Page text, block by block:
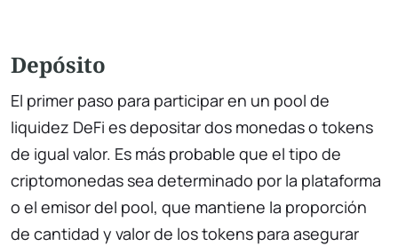
Depósito
El primer paso para participar en un pool de
liquidez DeFi es depositar dos monedas o tokens
de igual valor. Es más probable que el tipo de
criptomonedas sea determinado por la plataforma
o el emisor del pool, que mantiene la proporción
de cantidad y valor de los tokens para asegurar